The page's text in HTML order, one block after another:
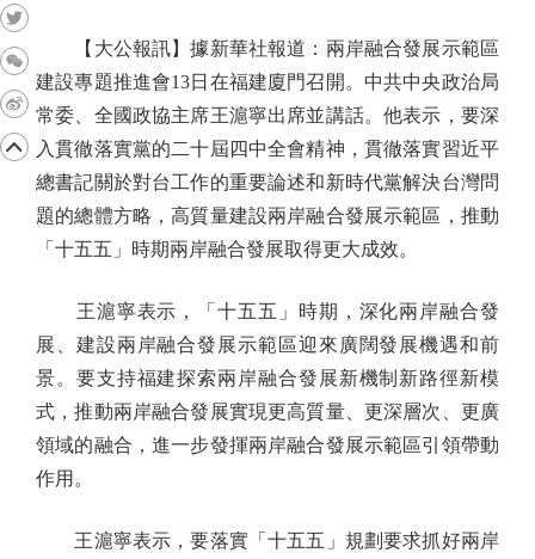
【大公報訊】據新華社報道：兩岸融合發展示範區
建設專題推進會13日在福建廈門召開。中共中央政治局
常委、全國政協主席王滬寧出席並講話。他表示，要深
入貫徹落實黨的二十屆四中全會精神，貫徹落實習近平
總書記關於對台工作的重要論述和新時代黨解決台灣問
題的總體方略，高質量建設兩岸融合發展示範區，推動
「十五五」時期兩岸融合發展取得更大成效。
王滬寧表示，「十五五」時期，深化兩岸融合發
展、建設兩岸融合發展示範區迎來廣闊發展機遇和前
景。要支持福建探索兩岸融合發展新機制新路徑新模
式，推動兩岸融合發展實現更高質量、更深層次、更廣
領域的融合，進一步發揮兩岸融合發展示範區引領帶動
作用。
王滬寧表示，要落實「十五五」規劃要求抓好兩岸